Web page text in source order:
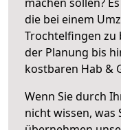
die bei einem
Trochtelfingen zu
der Planung bis
kostbaren Hab &
Wenn Sie durch
nicht wissen, was